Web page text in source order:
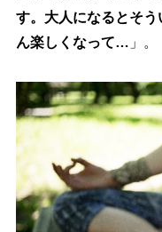
す。大人になるとそ
ん楽しくなって… 」。